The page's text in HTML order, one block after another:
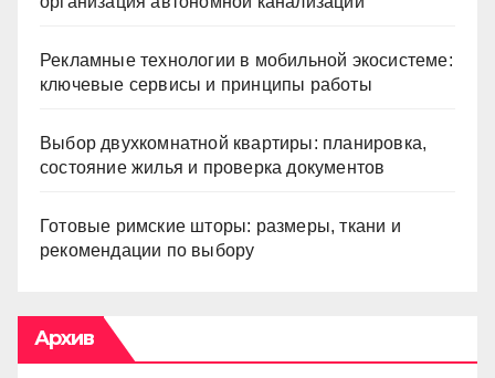
Рекламные технологии в мобильной экосистеме:
ключевые сервисы и принципы работы
Выбор двухкомнатной квартиры: планировка,
состояние жилья и проверка документов
Готовые римские шторы: размеры, ткани и
рекомендации по выбору
Архив